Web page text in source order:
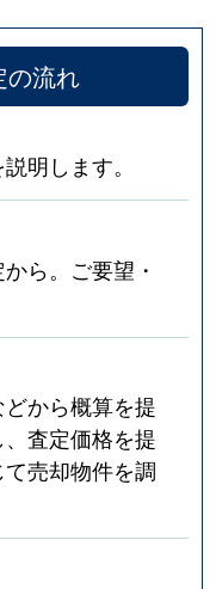
の流れ
明します。
ら。ご要望・
から概算を提
査定価格を提
売却物件を調